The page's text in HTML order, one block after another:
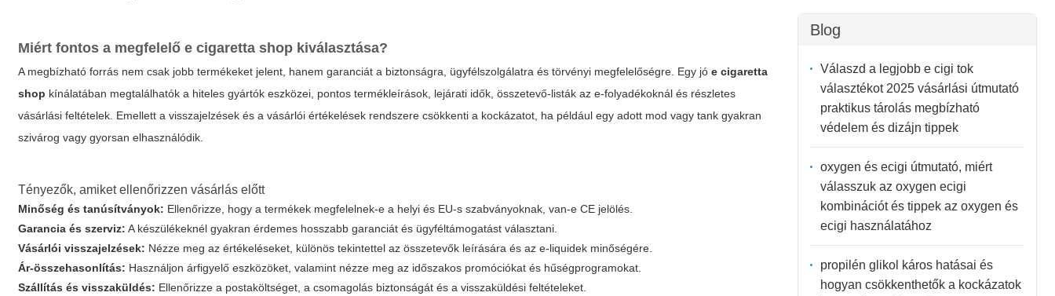
Miért fontos a megfelelőe cigaretta shop kiválasztása?
A megbízható forrás nem csak jobb termékeket jelent, hanem garanciát a biztonságra, ügyfélszolgálatra és törvényi megfelelőségre. Egy jóe cigaretta
shop kínálatában megtalálhatók a hiteles gyártók eszközei, pontos termékleírások, lejárati idők, összetevő-listák az e-folyadékoknál és részletes
vásárlási feltételek. Emellett a visszajelzések és a vásárlói értékelések rendszere csökkenti a kockázatot, ha például egy adott mod vagy tank gyakran
szivárog vagy gyorsan elhasználódik.
Tényezők, amiket ellenőrizzen vásárlás előtt
Minőség és tanúsítványok: Ellenőrizze, hogy a termékek megfelelnek-e a helyi és EU-s szabványoknak, van-e CE jelölés.
Garancia és szerviz: A készülékeknél gyakran érdemes hosszabb garanciát és ügyféltámogatást választani.
Vásárlói visszajelzések: Nézze meg az értékeléseket, különös tekintettel az összetevők leírására és az e-liquidek minőségére.
Ár-összehasonlítás: Használjon árfigyelő eszközöket, valamint nézze meg az időszakos promóciókat és hűségprogramokat.
Szállítás és visszaküldés: Ellenőrizze a postaköltséget, a csomagolás biztonságát és a visszaküldési feltételeket.
Blog
Válaszd a legjobb e cigi tok
választékot 2025 vásárlási útmutató
praktikus tárolás megbízható
védelem és dizájn tippek
oxygen és ecigi útmutató, miért
válasszuk az oxygen ecigi
kombinációt és tippek az oxygen és
ecigi használatához
propilén glikol káros hatásai és
hogyan csökkenthetők a kockázatok